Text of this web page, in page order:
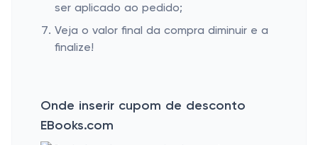
ser aplicado ao pedido;
Veja o valor final da compra diminuir e a
finalize!
Onde inserir cupom de desconto
EBooks.com